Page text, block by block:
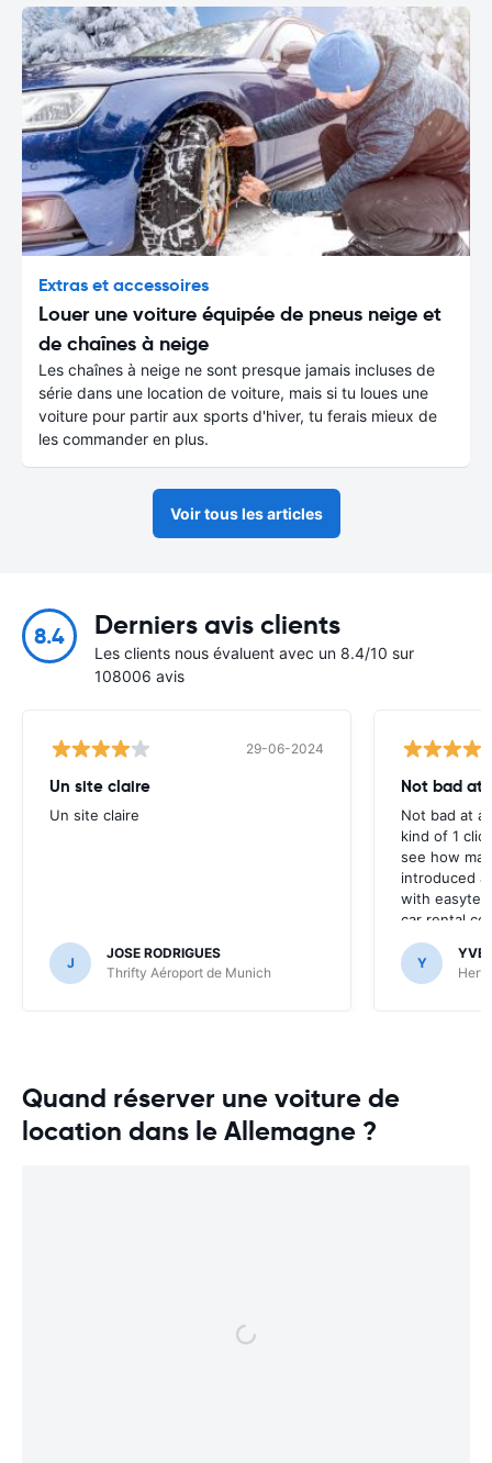
Extras et accessoires
Louer une voiture équipée de pneus neige et
de chaînes à neige
Les chaînes à neige ne sont presque jamais incluses de
série dans une location de voiture, mais si tu loues une
voiture pour partir aux sports d'hiver, tu ferais mieux de
les commander en plus.
Voir tous les articles
8.4 Derniers avis clients
Les clients nous évaluent avec un 8.4/10 sur
108006 avis
29-06-2024
Un site claire
Un site claire
J
JOSE RODRIGUES
Thrifty Aéroport de Munich
Not bad at
Not bad at
kind of 1
see how
introduced
with
car rental
Y
Quand réserver une voiture de
location dans le Allemagne ?